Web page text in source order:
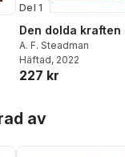
Del 1
Den dolda kraften
A. F. Steadman
Häftad, 2022
227 kr
av